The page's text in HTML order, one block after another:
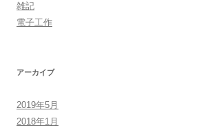
雑記
電子工作
アーカイブ
2019年5月
2018年1月